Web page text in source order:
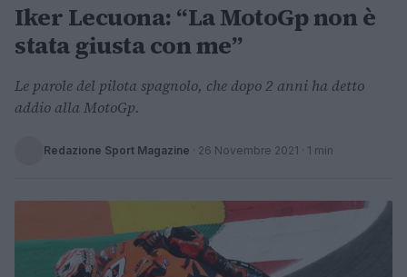
Iker Lecuona: “La MotoGp non è
stata giusta con me”
Le parole del pilota spagnolo, che dopo 2 anni ha detto
addio alla MotoGp.
Redazione Sport Magazine · 26 Novembre 2021 · 1 min